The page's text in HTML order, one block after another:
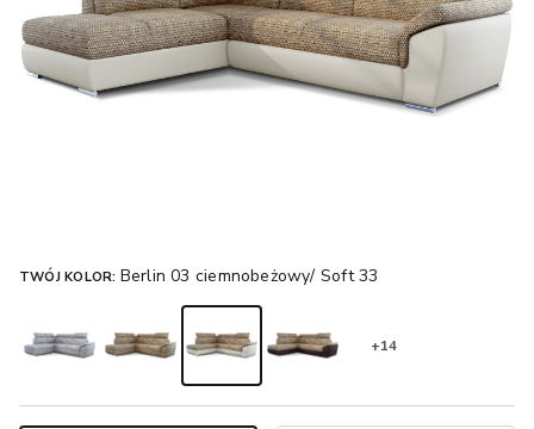
TWÓJ KOLOR: Berlin 03 ciemnobeżowy/ Soft 33
+14